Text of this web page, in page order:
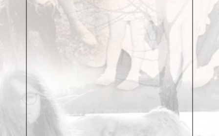
Так бывает с возрастом. Как же медленно шло
время на школьном уроке: я смотрел на секундную
стрелку отцовских часов и казалось, что она
движется очень медленно, минутная была почти
неподвижной, назначение часовой я не понимал
вообще. Спустя годы время пошло заметней. Не
часы летели, летели листы перекидного календаря.
За ними годы обезьян, драконов, лошадей,
петухов… и складывались в комод сами календари.
А потом наступит момент, когда время скажет:
«Всё, я устало, я не смогу с тобой дальше идти,
прости, я вынуждено остановиться. Если сможешь